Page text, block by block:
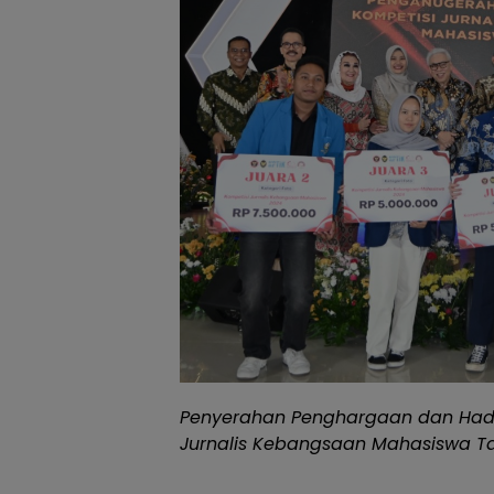
Penyerahan Penghargaan dan
Jurnalis Kebangsaan Mahasiswa